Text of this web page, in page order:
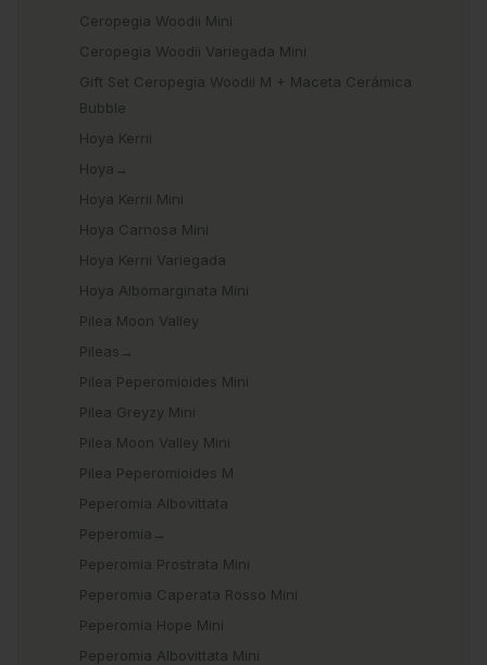
Ceropegia Woodii Mini
Ceropegia Woodii Variegada Mini
Gift Set Ceropegia Woodii M + Maceta Cerámica
Bubble
Hoya Kerrii
Hoya→
Hoya Kerrii Mini
Hoya Carnosa Mini
Hoya Kerrii Variegada
Hoya Albomarginata Mini
Pilea Moon Valley
Pileas→
Pilea Peperomioides Mini
Pilea Greyzy Mini
Pilea Moon Valley Mini
Pilea Peperomioides M
Peperomia Albovittata
Peperomia→
Peperomia Prostrata Mini
Peperomia Caperata Rosso Mini
Peperomia Hope Mini
Peperomia Albovittata Mini